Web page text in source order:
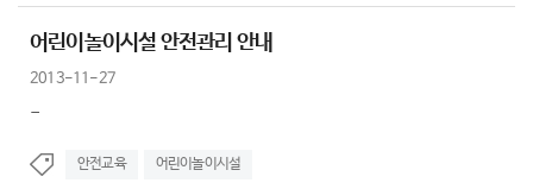
어린이놀이시설 안전관리 안내
2013-11-27
-
안전교육 어린이놀이시설